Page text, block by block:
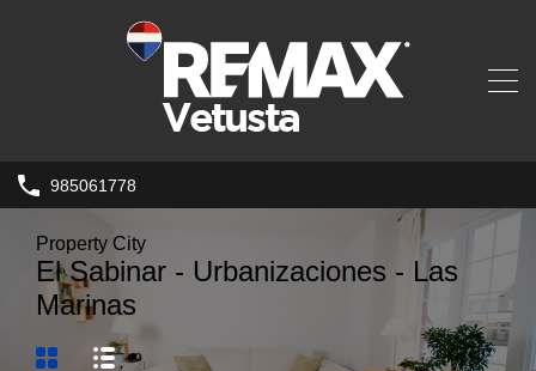
985061778
Property City
El Sabinar - Urbanizaciones - Las
Marinas